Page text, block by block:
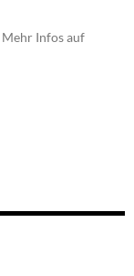
Mehr Infos auf